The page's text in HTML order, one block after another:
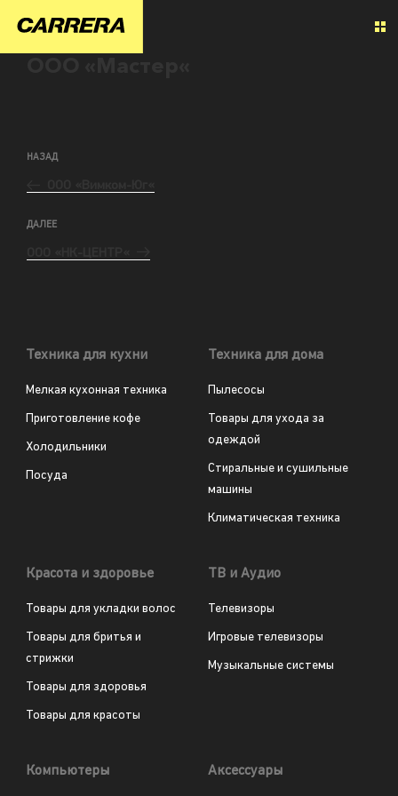
НАЗАД
ДАЛЕЕ
Техника для кухни
Мелкая кухонная техника
Приготовление кофе
Холодильники
Посуда
Техника для дома
Пылесосы
Товары для ухода за
одеждой
Стиральные и сушильные
машины
Климатическая техника
Красота и здоровье
Товары для укладки волос
Товары для бритья и
стрижки
Товары для здоровья
Товары для красоты
ТВ и Аудио
Телевизоры
Игровые телевизоры
Музыкальные системы
Компьютеры Аксессуары